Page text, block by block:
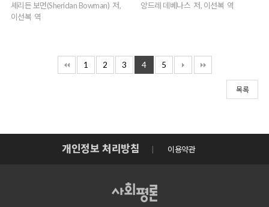
셰리든 보먼(Sheridan Bowman) 저,
이선복 역
앙드레 데베나스 저, 이선복 역
1 2 3 4 5
목록
개인정보 처리방침 이용약관